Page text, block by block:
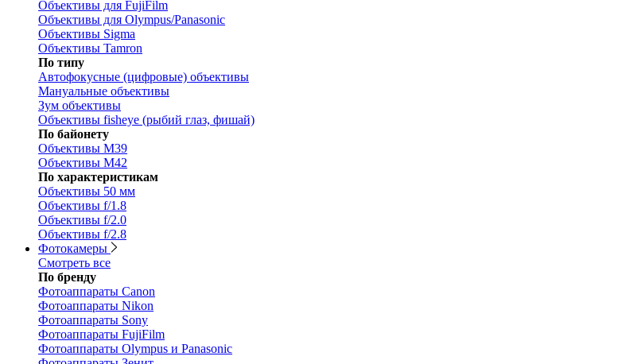
Объективы для FujiFilm
Объективы для Olympus/Panasonic
Объективы Sigma
Объективы Tamron
По типу
Автофокусные (цифровые) объективы
Мануальные объективы
Зум объективы
Объективы fisheye (рыбий глаз, фишай)
По байонету
Объективы M39
Объективы M42
По характеристикам
Объективы 50 мм
Объективы f/1.8
Объективы f/2.0
Объективы f/2.8
Фотокамеры
Смотреть все
По бренду
Фотоаппараты Canon
Фотоаппараты Nikon
Фотоаппараты Sony
Фотоаппараты FujiFilm
Фотоаппараты Olympus и Panasonic